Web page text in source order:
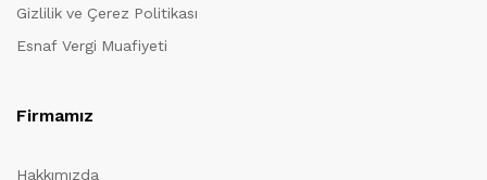
Gizlilik ve Çerez Politikası
Esnaf Vergi Muafiyeti
Firmamız
Hakkımızda